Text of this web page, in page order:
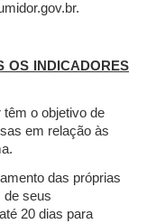
OS INDICADORES
o objetivo de
em relação às
das próprias
de seus
20 dias para